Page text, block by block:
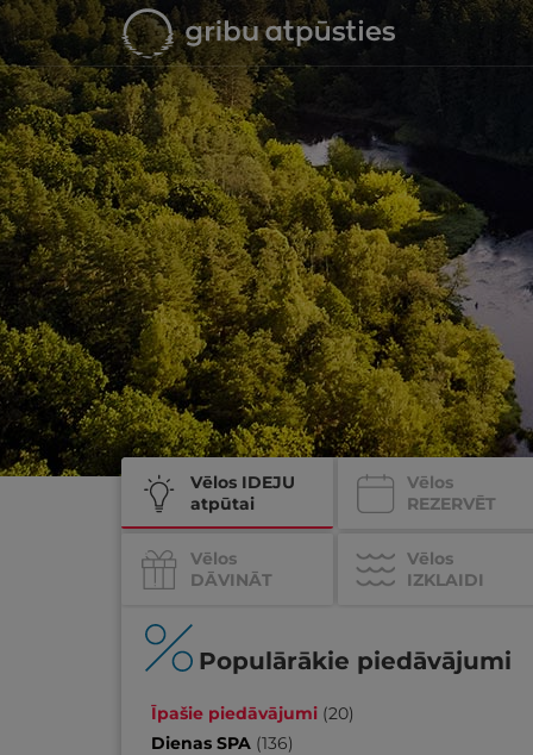
Vēlos IDEJU
atpūtai
Vēlos
REZERVĒT
Vēlos
DĀVINĀT
Vēlos
IZKLAIDI
Populārākie piedāvājumi
Īpašie piedāvājumi (20)
Dienas SPA (136)